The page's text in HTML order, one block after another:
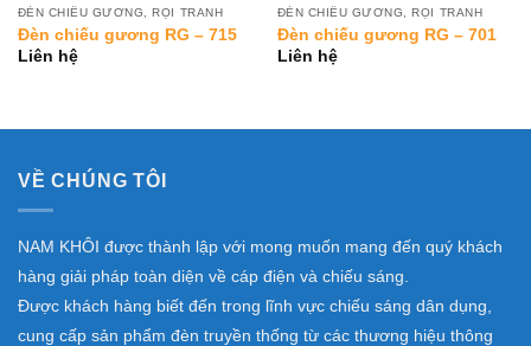
ĐÈN CHIẾU GƯƠNG, RỌI TRANH
Đèn chiếu gương RG – 715
Liên hệ
ĐÈN CHIẾU GƯƠNG, RỌI TRANH
Đèn chiếu gương RG – 701
Liên hệ
VỀ CHÚNG TÔI
NAM KHÔI được thành lập với mong muốn mang đến quý khách
hàng giải pháp toàn diện về cáp điện và chiếu sáng.
Được khách hàng biết đến trong lĩnh vực chiếu sáng dân dụng,
cung cấp sản phẩm đèn truyền thống từ các thương hiệu thông